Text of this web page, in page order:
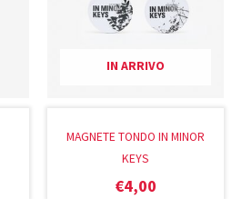
IN ARRIVO
MAGNETE TONDO IN MINOR
KEYS
€4,00